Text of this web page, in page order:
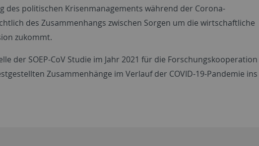
des politischen Krisenmanagements während der Corona-
des Zusammenhangs zwischen Sorgen um die wirtschaftliche
zukommt.
der SOEP-CoV Studie im Jahr 2021 für die Forschungskooperation
Zusammenhänge im Verlauf der COVID-19-Pandemie ins